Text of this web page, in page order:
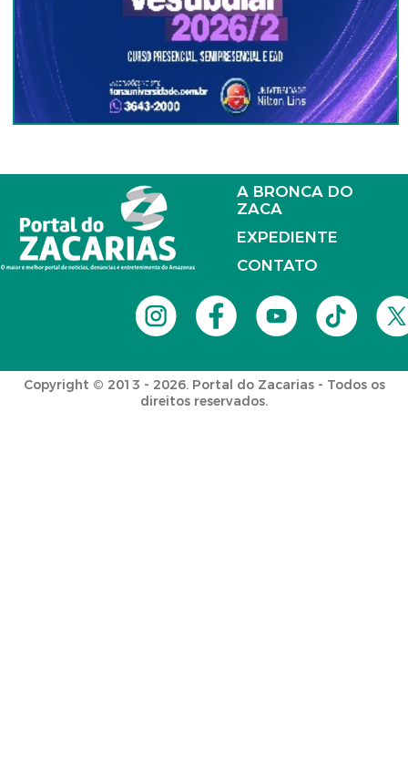
A BRONCA DO
ZACA
EXPEDIENTE
CONTATO
Copyright © 2013 - 2026. Portal do Zacarias - Todos os
direitos reservados.